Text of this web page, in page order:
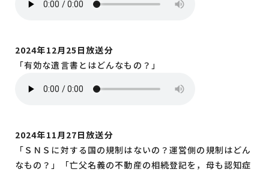
2024年12月25日放送分
「有効な遺言書とはどんなもの？」
2024年11月27日放送分
「ＳＮＳに対する国の規制はないの？運営側の規制はどん
なもの？」「亡父名義の不動産の相続登記を，母も認知症